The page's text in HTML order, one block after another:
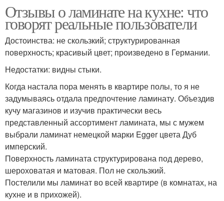
Отзывы о ламинате на кухне: что
говорят реальные пользователи
Достоинства: не скользкий; структурированная
поверхность; красивый цвет; произведено в Германии.
Недостатки: видны стыки.
Когда настала пора менять в квартире полы, то я не
задумываясь отдала предпочтение ламинату. Объездив
кучу магазинов и изучив практически весь
представленный ассортимент ламината, мы с мужем
выбрали ламинат немецкой марки Egger цвета Дуб
имперский.
Поверхность ламината структурирована под дерево,
шероховатая и матовая. Пол не скользкий.
Постелили мы ламинат во всей квартире (в комнатах, на
кухне и в прихожей).